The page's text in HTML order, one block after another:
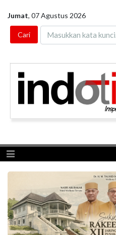
Jumat, 07 Agustus 2026
Toggle navigation